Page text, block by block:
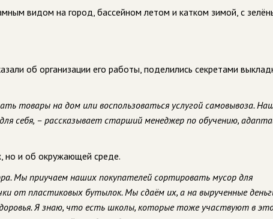
видом на город, бассейном летом и катком зимой, с
об организации его работы, поделились секретами
товары на дом или воспользоваться услугой самовывоза.
себя, – рассказывает старший менеджер по обучению,
но и об окружающей среде.
Мы приучаем наших покупателей сортировать мусор для
от пластиковых бутылок. Мы сдаём их, а на вырученные
Я знаю, что есть школы, которые тоже участвуют в